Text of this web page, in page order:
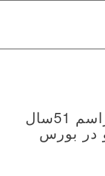
گزارش تصویری از مراسم 51سال
در بورس